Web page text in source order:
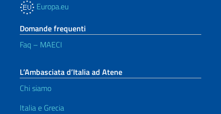
Europa.eu
Domande frequenti
Faq – MAECI
L’Ambasciata d’Italia ad Atene
Chi siamo
Italia e Grecia